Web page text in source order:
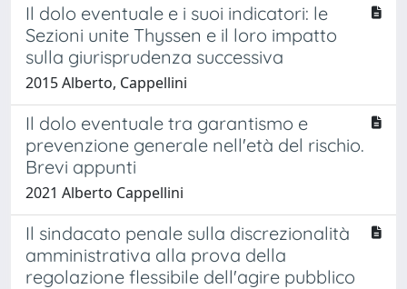
Il dolo eventuale e i suoi indicatori: le
Sezioni unite Thyssen e il loro impatto
sulla giurisprudenza successiva
2015 Alberto, Cappellini
Il dolo eventuale tra garantismo e
prevenzione generale nell'età del rischio.
Brevi appunti
2021 Alberto Cappellini
Il sindacato penale sulla discrezionalità
amministrativa alla prova della
regolazione flessibile dell'agire pubblico